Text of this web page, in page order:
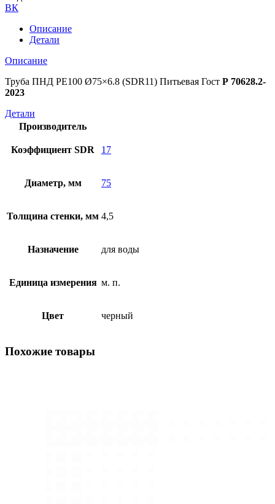
ВК
Описание
Детали
Описание
Труба ПНД РЕ100 Ø75×6.8 (SDR11) Питьевая Гост Р 70628.2-
2023
Детали
Производитель
Коэффициент SDR 17
Диаметр, мм 75
Толщина стенки, мм 4,5
Назначение для воды
Единица измерения м. п.
Цвет черный
Похожие товары